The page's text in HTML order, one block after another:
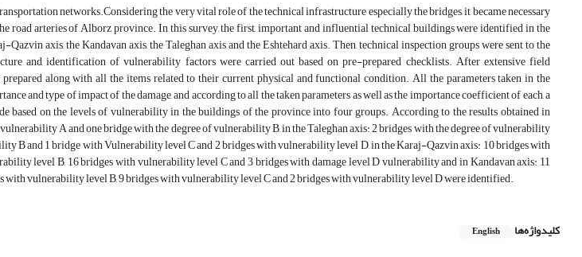
networks.Considering the very vital role of the technical infrastructure especially the bridges, it became necessary
road arteries of Alborz province. In this survey, the first, important and influential technical buildings were identified in the
axis, the Kandavan axis, the Taleghan axis, and the Eshtehard axis. Then, technical inspection groups were sent to the
and identification of vulnerability factors were carried out based on pre-prepared checklists. After extensive field
prepared along with all the items related to their current physical and functional condition. All the parameters taken in the
and type of impact of the damage, and according to all the taken parameters as well as the importance coefficient of each, a
based on the levels of vulnerability in the buildings of the province into four groups. According to the results obtained in
A and one bridge with the degree of vulnerability B, in the Taleghan axis: 2 bridges with the degree of vulnerability
B and 1 bridge with Vulnerability level C and 2 bridges with vulnerability level D, in the Karaj-Qazvin axis: 10 bridges with
level B, 16 bridges with vulnerability level C and 3 bridges with damage level D vulnerability and in Kandavan axis: 11
vulnerability level B, 9 bridges with vulnerability level C and 2 bridges with vulnerability level D were identified.
کلیدواژه‌ها English